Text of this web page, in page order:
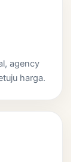
agency
harga.